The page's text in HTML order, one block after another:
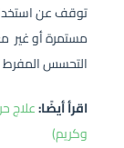
توقف عن
مستمرة أو غير
التحسس المفرط
اقرأ أيضًا:علاج
وكريم)